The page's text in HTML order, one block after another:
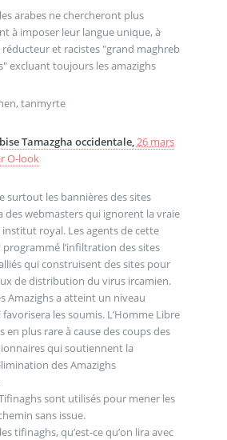
arabes ne chercheront plus
à imposer leur langue unique, à
réducteur et racistes "grand maghreb
excluant toujours les amazighs
tanmyrte
Tamazgha occidentale,26 mars
O-look
surtout les bannières des sites
des webmasters qui ignorent la vraie
royal. Les agents de cette
l’infiltration des sites
qui construisent des sites pour
de distribution du virus ircamien.
Amazighs a atteint un niveau
les soumis. L’Homme Libre
en plus rare à cause des coups des
qui soutiennent la
des Amazighs
sont utilisés pour mener les
sans issue.
tifinaghs, qu’est-ce qu’on lira avec